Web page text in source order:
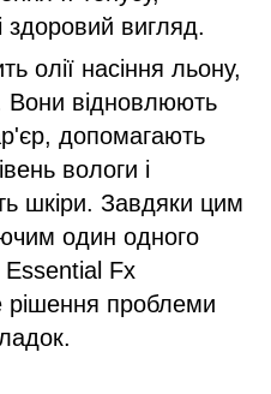
здоровий вигляд.
олії насіння льону,
Вони відновлюють
допомагають
вологи і
шкіри. Завдяки цим
один одного
Essential Fx
рішення проблеми